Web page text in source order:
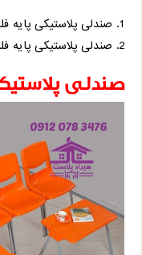
صندلی پلاستیکی پایه
صندلی پلاستیکی پایه
صندلی